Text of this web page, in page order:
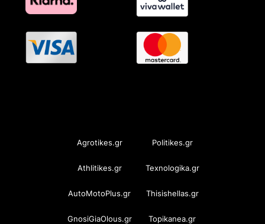
Agrotikes.gr Politikes.gr
Athlitikes.gr Texnologika.gr
AutoMotoPlus.gr Thisishellas.gr
GnosiGiaOlous.gr Topikanea.gr